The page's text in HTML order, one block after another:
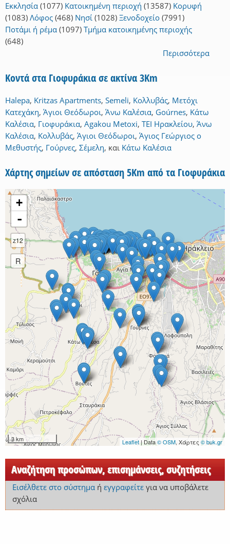
Εκκλησία (1077) Κατοικημένη περιοχή (13587) Κορυφή
(1083) Λόφος (468) Νησί (1028) Ξενοδοχείο (7991)
Ποτάμι ή ρέμα (1097) Τμήμα κατοικημένης περιοχής
(648)
Περισσότερα
Κοντά στα Γιοφυράκια σε ακτίνα 3Km
Halepa, Kritzas Apartments, Semeli, Κολλυβάς, Μετόχι
Κατεχάκη, Άγιοι Θεόδωροι, Άνω Καλέσια, Goúrnes, Κάτω
Καλέσια, Γιοφυράκια, Agakou Metoxi, ΤΕΙ Ηρακλείου, Άνω
Καλέσια, Κολλυβάς, Άγιοι Θεόδωροι, Άγιος Γεώργιος ο
Μεθυστής, Γούρνες, Σέμελη, και Κάτω Καλέσια
Χάρτης σημείων σε απόσταση 5Km από τα Γιοφυράκια
+
-
z12
R
3 km Leaflet | Data© OSM, Χάρτες © buk.gr
Αναζήτηση προσώπων, επισημάνσεις, συζητήσεις
Εισέλθετε στο σύστημαή εγγραφείτεγια να υποβάλετε
σχόλια